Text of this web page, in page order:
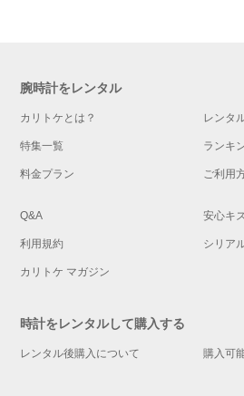
腕時計をレンタル
カリトケとは？ レンタ
特集一覧 ランキ
料金プラン ご利用
Q&A 安心キ
利用規約 シリア
カリトケ マガジン
時計をレンタルして購入する
レンタル後購入について 購入可